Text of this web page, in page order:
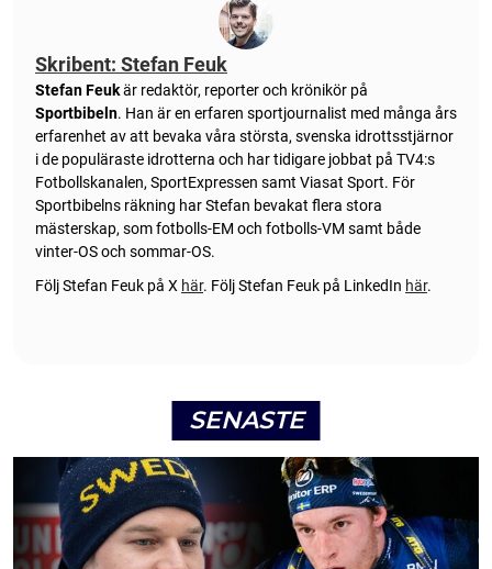
Skribent: Stefan Feuk
Stefan Feukär redaktör, reporter och krönikör på
Sportbibeln. Han är en erfaren sportjournalist med många års
erfarenhet av att bevaka våra största, svenska idrottsstjärnor
i de populäraste idrotterna och har tidigare jobbat på TV4:s
Fotbollskanalen, SportExpressen samt Viasat Sport. För
Sportbibelns räkning har Stefan bevakat flera stora
mästerskap, som fotbolls-EM och fotbolls-VM samt både
vinter-OS och sommar-OS.
Följ Stefan Feuk på X här. Följ Stefan Feuk på LinkedIn här.
SENASTE